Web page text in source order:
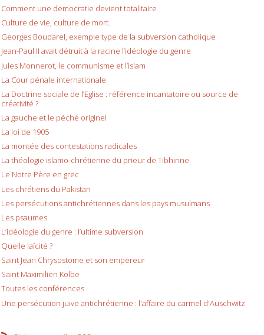
Comment une democratie devient totalitaire
Culture de vie, culture de mort.
Georges Boudarel, exemple type de la subversion catholique
Jean-Paul II avait détruit à la racine l’idéologie du genre
Jules Monnerot, le communisme et l’islam
La Cour pénale internationale
La Doctrine sociale de l’Eglise : référence incantatoire ou source de
créativité ?
La gauche et le péché originel
La loi de 1905
La montée des contestations radicales
La théologie islamo-chrétienne du prieur de Tibhirine
Le Notre Père en grec
Les chrétiens du Pakistan
Les persécutions antichrétiennes dans les pays musulmans
Les psaumes
L’idéologie du genre : l’ultime subversion
Quelle laïcité ?
Saint Jean Chrysostome et son empereur
Saint Maximilien Kolbe
Toutes les conférences
Une persécution juive antichrétienne : l'affaire du carmel d'Auschwitz